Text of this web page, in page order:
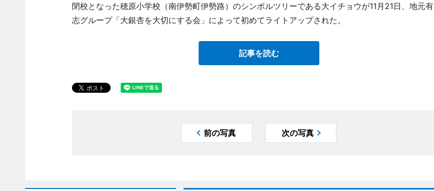
閉校となった穂原小学校（南伊勢町伊勢路）のシンボルツリーである大イチョウが11月21日、地元有
志グループ「大銀杏を大切にする会」によって初めてライトアップされた。
記事を読む
前の写真 次の写真